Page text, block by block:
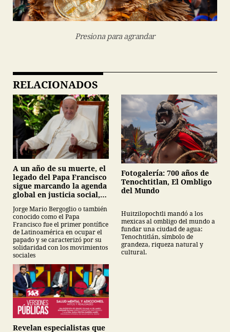
Presiona para agrandar
RELACIONADOS
A un año de su muerte, el
legado del Papa Francisco
sigue marcando la agenda
global en justicia social,
inclusión
Jorge Mario Bergoglio o también
conocido como el Papa
Francisco fue el primer pontífice
de Latinoamérica en ocupar el
papado y se caracterizó por su
solidaridad con los movimientos
sociales
Fotogalería: 700 años de
Tenochtitlan, El Ombligo
del Mundo
Huitzilopochtli mandó a los
mexicas al ombligo del mundo a
fundar una ciudad de agua:
Tenochtitlán, símbolo de
grandeza, riqueza natural y
cultural.
Revelan especialistas que